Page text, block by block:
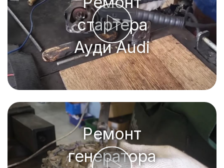
стартера
Ауди Audi
Ремонт
генератора